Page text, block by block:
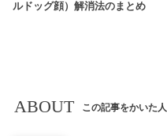
ルドッグ顔）解消法のまとめ
ABOUT この記事をかいた人